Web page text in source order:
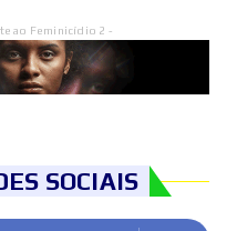
ao Feminicídio 2 -
SOCIAIS